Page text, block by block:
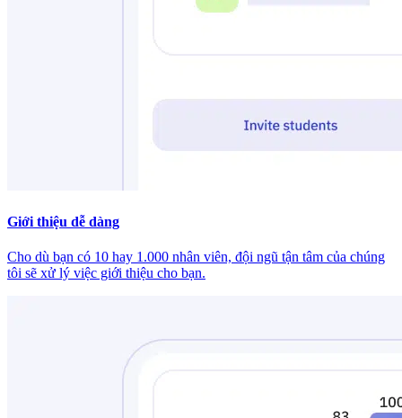
Giới thiệu dễ dàng
Cho dù bạn có 10 hay 1.000 nhân viên, đội ngũ tận tâm của chúng
tôi sẽ xử lý việc giới thiệu cho bạn.